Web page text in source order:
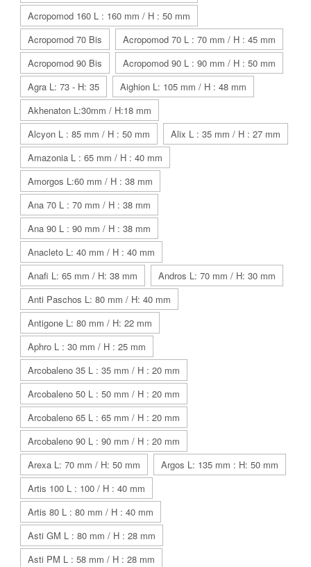
Acropomod 160 L : 160 mm / H : 50 mm
Acropomod 70 Bis
Acropomod 70 L : 70 mm / H : 45 mm
Acropomod 90 Bis
Acropomod 90 L : 90 mm / H : 50 mm
Agra L: 73 - H: 35
Aighion L: 105 mm / H : 48 mm
Akhenaton L:30mm / H:18 mm
Alcyon L : 85 mm / H : 50 mm
Alix L : 35 mm / H : 27 mm
Amazonia L : 65 mm / H : 40 mm
Amorgos L:60 mm / H : 38 mm
Ana 70 L : 70 mm / H : 38 mm
Ana 90 L : 90 mm / H : 38 mm
Anacleto L: 40 mm / H : 40 mm
Anafi L: 65 mm / H: 38 mm
Andros L: 70 mm / H: 30 mm
Anti Paschos L: 80 mm / H: 40 mm
Antigone L: 80 mm / H: 22 mm
Aphro L : 30 mm / H : 25 mm
Arcobaleno 35 L : 35 mm / H : 20 mm
Arcobaleno 50 L : 50 mm / H : 20 mm
Arcobaleno 65 L : 65 mm / H : 20 mm
Arcobaleno 90 L : 90 mm / H : 20 mm
Arexa L: 70 mm / H: 50 mm
Argos L: 135 mm : H: 50 mm
Artis 100 L : 100 / H : 40 mm
Artis 80 L : 80 mm / H : 40 mm
Asti GM L : 80 mm / H : 28 mm
Asti PM L : 58 mm / H : 28 mm